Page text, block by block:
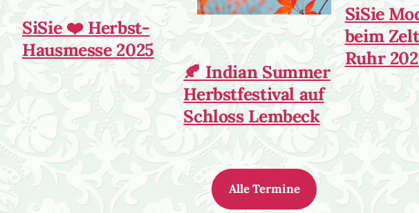
SiSie ❤️ Herbst-
Hausmesse 2025
🍂 Indian Summer
Herbstfestival auf
Schloss Lembeck
SiSie
beim
Ruhr
Alle Termine